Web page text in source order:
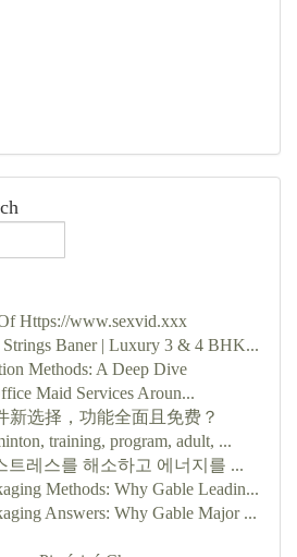
Https://www.sexvid.xxx
Baner | Luxury 3 & 4 BHK...
Methods: A Deep Dive
Maid Services Aroun...
新选择，功能全面且免费？
training, program, adult, ...
트레스를 해소하고 에너지를 ...
Methods: Why Gable Leadin...
Answers: Why Gable Major ...